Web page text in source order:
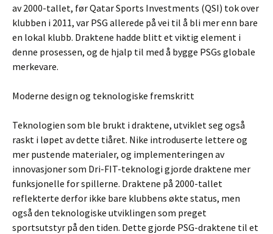
av 2000-tallet, før Qatar Sports Investments (QSI) tok over
klubben i 2011, var PSG allerede på vei til å bli mer enn bare
en lokal klubb. Draktene hadde blitt et viktig element i
denne prosessen, og de hjalp til med å bygge PSGs globale
merkevare.
Moderne design og teknologiske fremskritt
Teknologien som ble brukt i draktene, utviklet seg også
raskt i løpet av dette tiåret. Nike introduserte lettere og
mer pustende materialer, og implementeringen av
innovasjoner som Dri-FIT-teknologi gjorde draktene mer
funksjonelle for spillerne. Draktene på 2000-tallet
reflekterte derfor ikke bare klubbens økte status, men
også den teknologiske utviklingen som preget
sportsutstyr på den tiden. Dette gjorde PSG-draktene til et